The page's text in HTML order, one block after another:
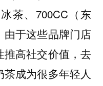
茶、700CC（东
于这些品牌门店
高社交价值，去
成为很多年轻人